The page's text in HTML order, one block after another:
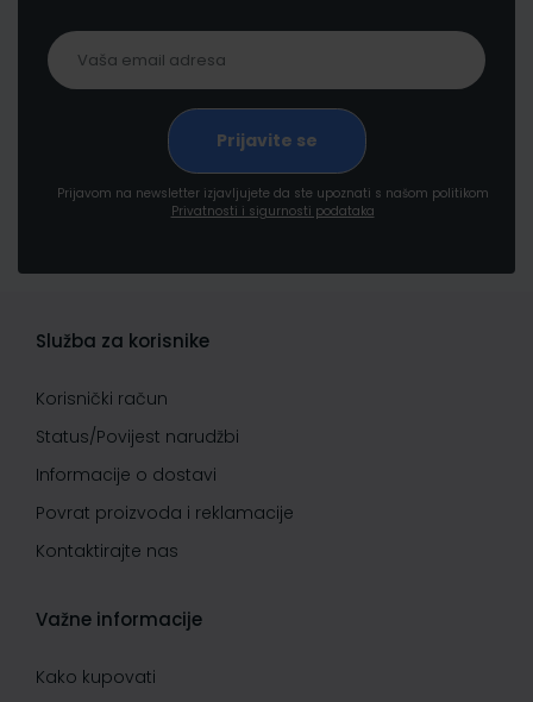
Prijavom na newsletter izjavljujete da ste upoznati s našom politikom
Privatnosti i sigurnosti podataka
Služba za korisnike
Korisnički račun
Status/Povijest narudžbi
Informacije o dostavi
Povrat proizvoda i reklamacije
Kontaktirajte nas
Važne informacije
Kako kupovati